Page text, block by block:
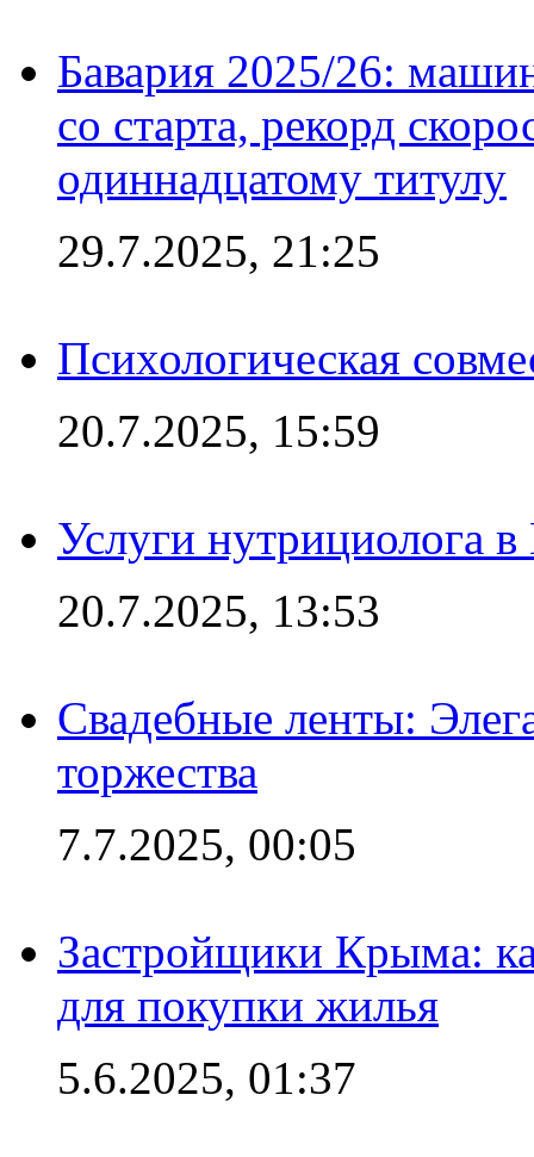
Бавария 2025/26:
со старта, рекорд
одиннадцатому титулу
29.7.2025, 21:25
Психологическая
20.7.2025, 15:59
Услуги нутрициолога
20.7.2025, 13:53
Свадебные ленты:
торжества
7.7.2025, 00:05
Застройщики Крыма:
для покупки жилья
5.6.2025, 01:37